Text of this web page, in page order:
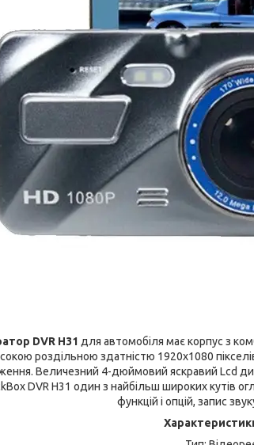
DVR H31 для автомобіля має корпус з
роздільною здатністю 1920х1080
Величезний 4-дюймовий яскравий Lcd
DVR H31 один з найбільш широких кутів
функцій і опцій, запис